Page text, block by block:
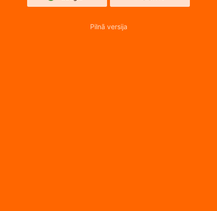
Pilnā versija